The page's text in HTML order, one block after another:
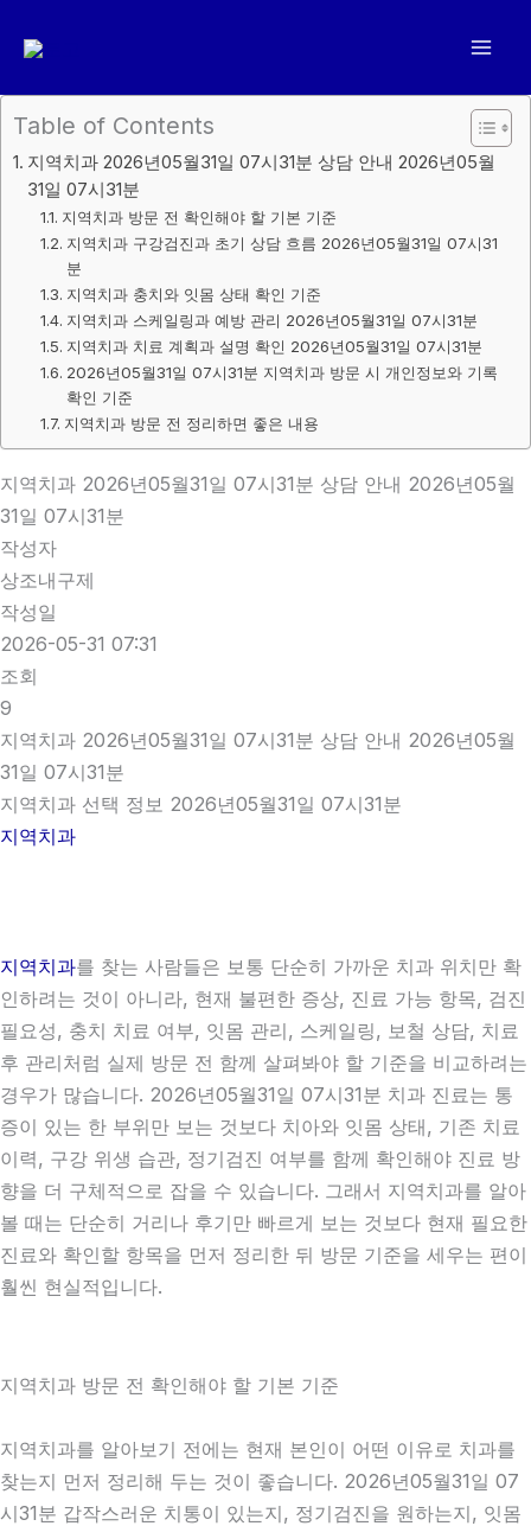
너
Table of Contents
지역치과 2026년05월31일 07시31분 상담 안내 2026년05월
31일 07시31분
지역치과 방문 전 확인해야 할 기본 기준
지역치과 구강검진과 초기 상담 흐름 2026년05월31일 07시31
분
지역치과 충치와 잇몸 상태 확인 기준
지역치과 스케일링과 예방 관리 2026년05월31일 07시31분
지역치과 치료 계획과 설명 확인 2026년05월31일 07시31분
2026년05월31일 07시31분 지역치과 방문 시 개인정보와 기록
확인 기준
지역치과 방문 전 정리하면 좋은 내용
지역치과 2026년05월31일 07시31분 상담 안내 2026년05월
31일 07시31분
작성자
상조내구제
작성일
2026-05-31 07:31
조회
9
지역치과 2026년05월31일 07시31분 상담 안내 2026년05월
31일 07시31분
지역치과 선택 정보 2026년05월31일 07시31분
지역치과
지역치과를 찾는 사람들은 보통 단순히 가까운 치과 위치만 확
인하려는 것이 아니라, 현재 불편한 증상, 진료 가능 항목, 검진
필요성, 충치 치료 여부, 잇몸 관리, 스케일링, 보철 상담, 치료
후 관리처럼 실제 방문 전 함께 살펴봐야 할 기준을 비교하려는
경우가 많습니다. 2026년05월31일 07시31분 치과 진료는 통
증이 있는 한 부위만 보는 것보다 치아와 잇몸 상태, 기존 치료
이력, 구강 위생 습관, 정기검진 여부를 함께 확인해야 진료 방
향을 더 구체적으로 잡을 수 있습니다. 그래서 지역치과를 알아
볼 때는 단순히 거리나 후기만 빠르게 보는 것보다 현재 필요한
진료와 확인할 항목을 먼저 정리한 뒤 방문 기준을 세우는 편이
훨씬 현실적입니다.
지역치과 방문 전 확인해야 할 기본 기준
지역치과를 알아보기 전에는 현재 본인이 어떤 이유로 치과를
찾는지 먼저 정리해 두는 것이 좋습니다. 2026년05월31일 07
시31분 갑작스러운 치통이 있는지, 정기검진을 원하는지, 잇몸